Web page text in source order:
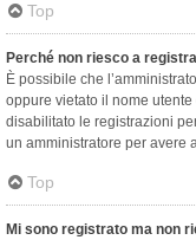
Top
Perché non riesco a
È possibile che
oppure vietato il nome
disabilitato le registrazioni
un amministratore per avere
Top
Mi sono registrato ma non